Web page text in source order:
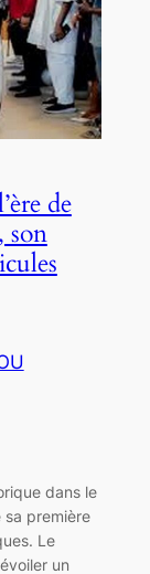
de
son
dans le
première
Le
un